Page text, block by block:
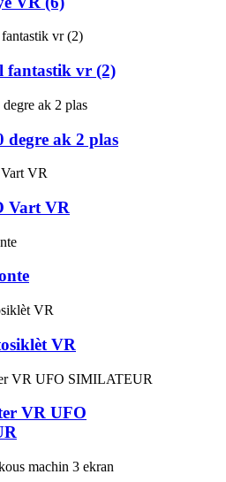
fantastik vr (2)
degre ak 2 plas
Vart VR
VR
VR UFO